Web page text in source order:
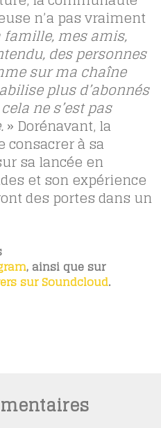
n’a pas vraiment
famille, mes amis,
des personnes
sur ma chaîne
plus d’abonnés
ne s’est pas
» Dorénavant, la
à sa
sa lancée en
et son expérience
des portes dans un
, ainsi que sur
sur Soundcloud.